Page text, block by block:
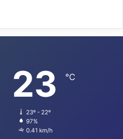
23 ℃
23º - 22º
97%
0.41 km/h